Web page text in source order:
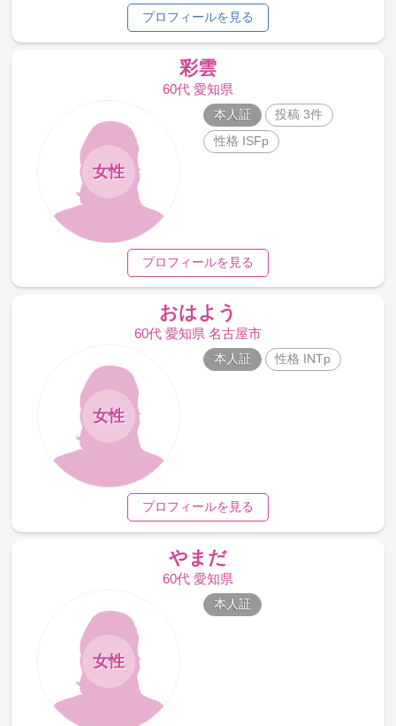
プロフィールを見る
彩雲
60代 愛知県
女性
本人証
投稿 3件
性格 ISFp
プロフィールを見る
おはよう
60代 愛知県 名古屋市
女性
本人証 性格 INTp
プロフィールを見る
やまだ
60代 愛知県
女性
本人証